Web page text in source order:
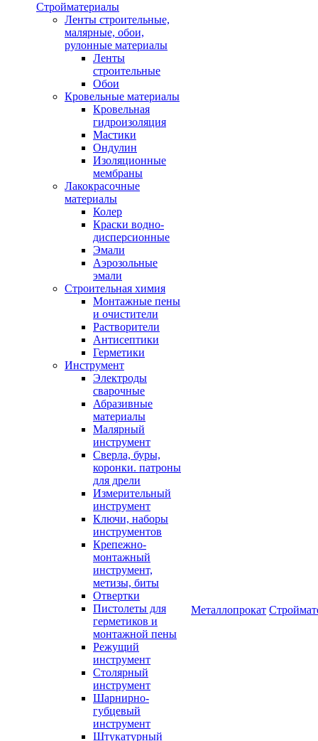
Стройматериалы
Ленты строительные,
малярные, обои,
рулонные материалы
Ленты
строительные
Обои
Кровельные материалы
Кровельная
гидроизоляция
Мастики
Ондулин
Изоляционные
мембраны
Лакокрасочные
материалы
Колер
Краски водно-
дисперсионные
Эмали
Аэрозольные
эмали
Строительная химия
Монтажные пены
и очистители
Растворители
Антисептики
Герметики
Инструмент
Электроды
сварочные
Абразивные
материалы
Малярный
инструмент
Сверла, буры,
коронки. патроны
для дрели
Измерительный
инструмент
Ключи, наборы
инструментов
Крепежно-
монтажный
инструмент,
метизы, биты
Отвертки
Пистолеты для
герметиков и
монтажной пены
Режущий
инструмент
Столярный
инструмент
Шарнирно-
губцевый
инструмент
Штукатурный
Металлопрокат